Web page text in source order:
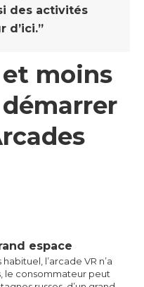
des activités
d’ici.”
moins
espace
l’arcade VR n’a
le consommateur peut